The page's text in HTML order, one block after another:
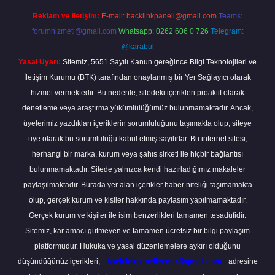
Reklam ve İletişim: E-mail: backlinkpaneli@gmail.com Teams:
forumhizmeti@gmail.com Whatsapp: 0262 606 0 726 Telegram:
@karabul
Yasal Uyarı: Sitemiz, 5651 Sayılı Kanun gereğince Bilgi Teknolojileri ve
İletişim Kurumu (BTK) tarafından onaylanmış bir Yer Sağlayıcı olarak
hizmet vermektedir. Bu nedenle, sitedeki içerikleri proaktif olarak
denetleme veya araştırma yükümlülüğümüz bulunmamaktadır. Ancak,
üyelerimiz yazdıkları içeriklerin sorumluluğunu taşımakta olup, siteye
üye olarak bu sorumluluğu kabul etmiş sayılırlar. Bu internet sitesi,
herhangi bir marka, kurum veya şahıs şirketi ile hiçbir bağlantısı
bulunmamaktadır. Sitede yalnızca kendi hazırladığımız makaleler
paylaşılmaktadır. Burada yer alan içerikler haber niteliği taşımamakta
olup, gerçek kurum ve kişiler hakkında paylaşım yapılmamaktadır.
Gerçek kurum ve kişiler ile isim benzerlikleri tamamen tesadüfidir.
Sitemiz, kar amacı gütmeyen ve tamamen ücretsiz bir bilgi paylaşım
platformudur. Hukuka ve yasal düzenlemelere aykırı olduğunu
düşündüğünüz içerikleri,
backlinkpanelicomtr@gmail.com
adresine